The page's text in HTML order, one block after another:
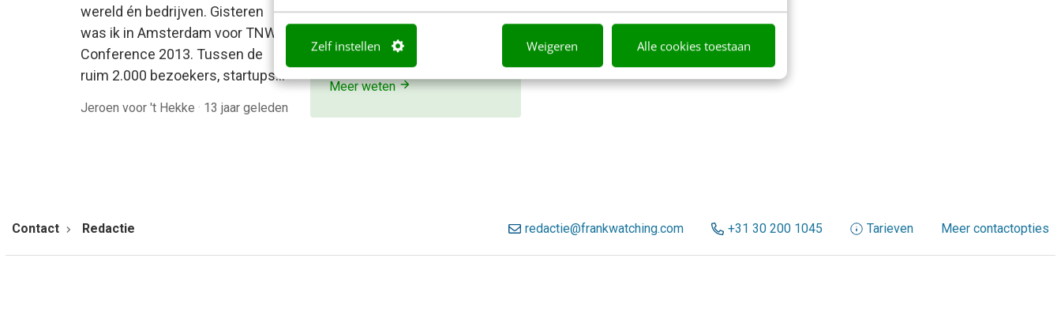
Zelf instellen Weigeren Alle cookies toestaan
wereld én bedrijven. Gisteren
was ik in Amsterdam voor TNW
Conference 2013. Tussen de
ruim 2.000 bezoekers, startups…
Jeroen voor 't Hekke · 13 jaar geleden
beter gevonden. Schrijf je in en
bekijk direct.
Meer weten
Contact Redactie redactie@frankwatching.com +31 30 200 1045 Tarieven Meer contactopties